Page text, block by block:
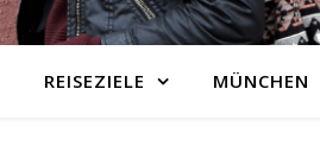
REISEZIELE MÜNCHEN